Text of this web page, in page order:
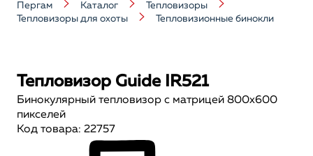
Пергам Каталог
Тепловизоры
Тепловизоры для охоты
Тепловизионные бинокли
Тепловизор Guide IR521
Бинокулярный тепловизор с матрицей 800x600
пикселей
Код товара: 22757